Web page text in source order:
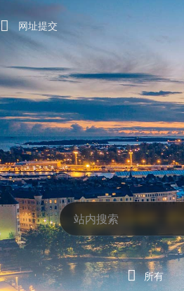
网址提交
所有